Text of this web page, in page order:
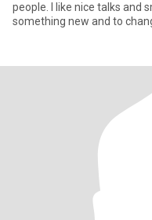
people. I like nice talks and
something new and to